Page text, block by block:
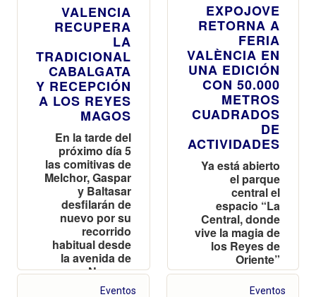
VALENCIA
RECUPERA
LA
TRADICIONAL
CABALGATA
Y RECEPCIÓN
A LOS REYES
MAGOS
En la tarde del
próximo día 5
las comitivas de
Melchor, Gaspar
y Baltasar
desfilarán de
nuevo por su
recorrido
habitual desde
la avenida de
Navarro
Reverter
EXPOJOVE
RETORNA A
FERIA
VALÈNCIA EN
UNA EDICIÓN
CON 50.000
METROS
CUADRADOS
DE
ACTIVIDADES
Ya está abierto
el parque
central el
espacio “La
Central, donde
vive la magia de
los Reyes de
Oriente”
Eventos Eventos